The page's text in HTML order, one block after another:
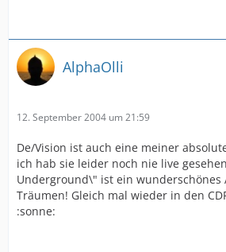
AlphaOlli
12. September 2004 um 21:59
De/Vision ist auch eine meiner
ich hab sie leider noch nie live
Underground\" ist ein wunderschönes
Träumen! Gleich mal wieder in den
:sonne: